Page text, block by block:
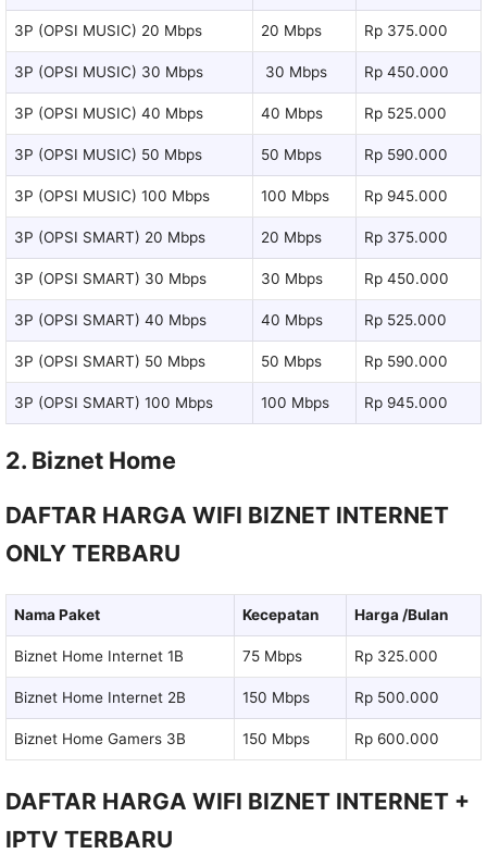
3P (OPSI MUSIC) 20 Mbps 20 Mbps Rp 375.000
3P (OPSI MUSIC) 30 Mbps 30 Mbps Rp 450.000
3P (OPSI MUSIC) 40 Mbps 40 Mbps Rp 525.000
3P (OPSI MUSIC) 50 Mbps 50 Mbps Rp 590.000
3P (OPSI MUSIC) 100 Mbps 100 Mbps Rp 945.000
3P (OPSI SMART) 20 Mbps 20 Mbps Rp 375.000
3P (OPSI SMART) 30 Mbps 30 Mbps Rp 450.000
3P (OPSI SMART) 40 Mbps 40 Mbps Rp 525.000
3P (OPSI SMART) 50 Mbps 50 Mbps Rp 590.000
3P (OPSI SMART) 100 Mbps 100 Mbps Rp 945.000
2. Biznet Home
DAFTAR HARGA WIFI BIZNET INTERNET
ONLY TERBARU
Nama Paket Kecepatan Harga /Bulan
Biznet Home Internet 1B 75 Mbps Rp 325.000
Biznet Home Internet 2B 150 Mbps Rp 500.000
Biznet Home Gamers 3B 150 Mbps Rp 600.000
DAFTAR HARGA WIFI BIZNET INTERNET +
IPTV TERBARU